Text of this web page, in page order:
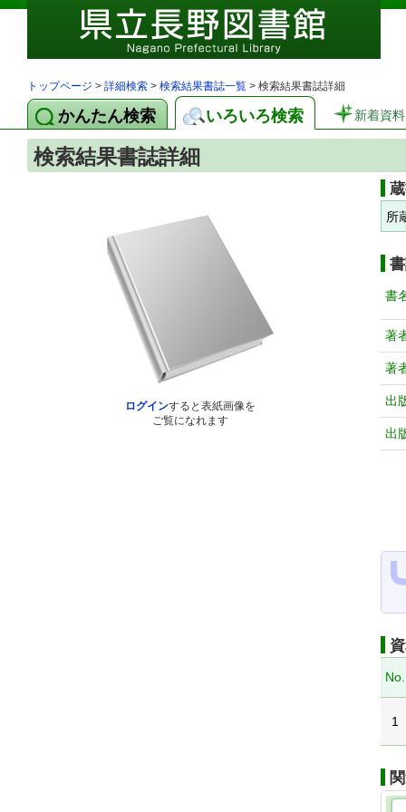
トップページ > 詳細検索 > 検索結果書誌一覧 > 検索結果書誌詳細
かんたん検索 いろいろ検索 新着資料
検索結果書誌詳細
ログインすると表紙画像を
ご覧になれます
所
書
著
著
出
出
No.
1